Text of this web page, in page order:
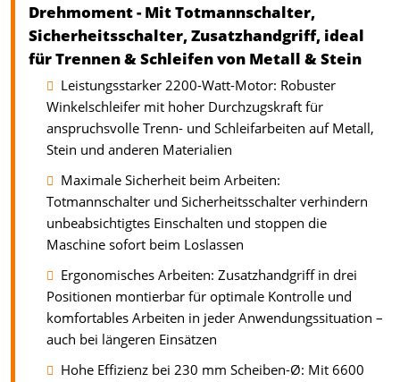
Drehmoment - Mit Totmannschalter,
Sicherheitsschalter, Zusatzhandgriff, ideal
für Trennen & Schleifen von Metall & Stein
Leistungsstarker 2200-Watt-Motor: Robuster
Winkelschleifer mit hoher Durchzugskraft für
anspruchsvolle Trenn- und Schleifarbeiten auf Metall,
Stein und anderen Materialien
Maximale Sicherheit beim Arbeiten:
Totmannschalter und Sicherheitsschalter verhindern
unbeabsichtigtes Einschalten und stoppen die
Maschine sofort beim Loslassen
Ergonomisches Arbeiten: Zusatzhandgriff in drei
Positionen montierbar für optimale Kontrolle und
komfortables Arbeiten in jeder Anwendungssituation –
auch bei längeren Einsätzen
Hohe Effizienz bei 230 mm Scheiben-Ø: Mit 6600